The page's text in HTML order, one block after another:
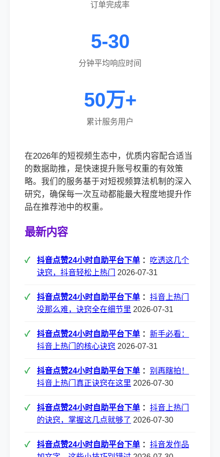
订单完成率
5-30
分钟平均响应时间
50万+
累计服务用户
在2026年的短视频生态中，优质内容配合适当
的数据助推，是快速提升账号权重的有效策
略。我们的服务基于对短视频算法机制的深入
研究，确保每一次互动都能最大程度地提升作
品在推荐池中的权重。
最新内容
抖音点赞24小时自助平台下单 ：
吃透这几个
诀窍，抖音轻松上热门
2026-07-31
抖音点赞24小时自助平台下单 ： 抖音上热门
没那么难，诀窍全在细节里 2026-07-31
抖音点赞24小时自助平台下单 ： 新手必看：
抖音上热门的核心诀窍 2026-07-31
抖音点赞24小时自助平台下单 ： 别再瞎拍！
抖音上热门真正诀窍在这里 2026-07-30
抖音点赞24小时自助平台下单 ： 抖音上热门
的诀窍，掌握这几点就够了 2026-07-30
抖音点赞24小时自助平台下单 ： 抖音发作品